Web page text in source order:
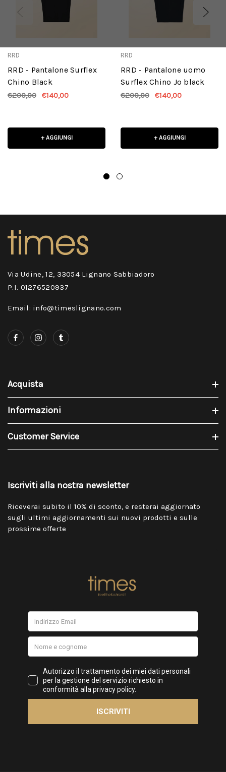
RRD
RRD - Pantalone Surflex
Chino Black
€200,00 €140,00
+ AGGIUNGI
RRD
RRD - Pantalone uomo
Surflex Chino Jo black
€200,00 €140,00
+ AGGIUNGI
Via Udine, 12, 33054 Lignano Sabbiadoro
P.I. 01276520937
Email: info@timeslignano.com
Acquista
Informazioni
Customer Service
Iscriviti alla nostra newsletter
Riceverai subito il 10% di sconto, e resterai aggiornato
sugli ultimi aggiornamenti sui nuovi prodotti e sulle
prossime offerte